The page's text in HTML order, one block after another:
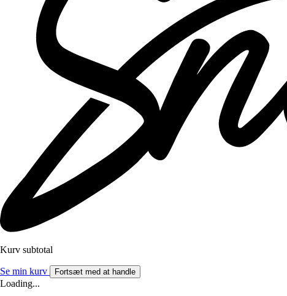
Kurv subtotal
Se min kurv Fortsæt med at handle
Loading...